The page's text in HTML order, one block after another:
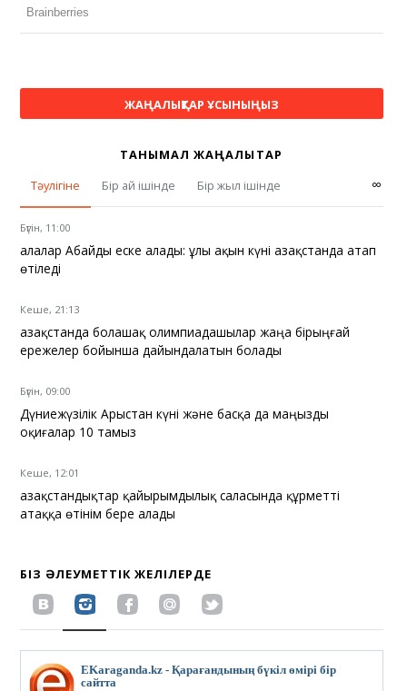
ЖАҢАЛЫҚТАР ҰСЫНЫҢЫЗ
ТАНЫМАЛ ЖАҢАЛЫҚТАР
Тәулігіне
Бір ай ішінде Бір жыл ішінде ∞
Бүгін, 11:00
Қалалар Абайды еске алады: ұлы ақын күні Қазақстанда атап
өтіледі
Кеше, 21:13
Қазақстанда болашақ олимпиадашылар жаңа бірыңғай
ережелер бойынша дайындалатын болады
Бүгін, 09:00
Дүниежүзілік Арыстан күні және басқа да маңызды
оқиғалар 10 тамыз
Кеше, 12:01
Қазақстандықтар қайырымдылық саласында құрметті
атаққа өтінім бере алады
БІЗ ӘЛЕУМЕТТІК ЖЕЛІЛЕРДЕ
EKaraganda.kz - Қарағандының бүкіл өмірі бір
сайтта